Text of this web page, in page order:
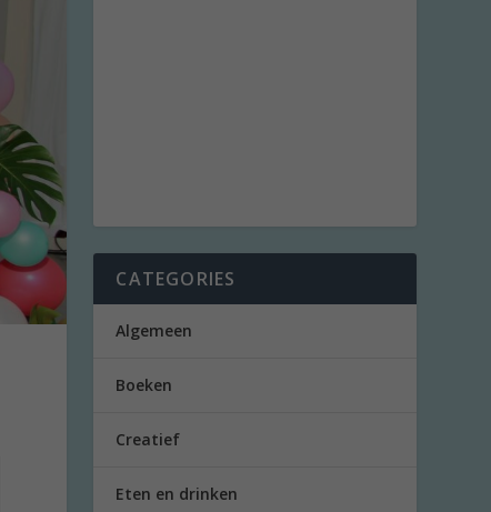
CATEGORIES
Algemeen
Boeken
Creatief
Eten en drinken